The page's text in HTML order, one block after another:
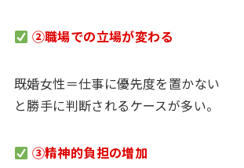
②職場での立場が変わる
既婚女性＝仕事に優先度を置かない
と勝手に判断されるケースが多い。
③精神的負担の増加